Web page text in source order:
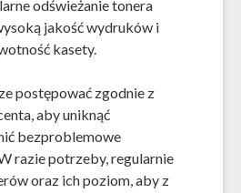
odświeżanie tonera
jakość wydruków i
kasety.
postępować zgodnie z
aby uniknąć
bezproblemowe
razie potrzeby, regularnie
oraz ich poziom, aby z